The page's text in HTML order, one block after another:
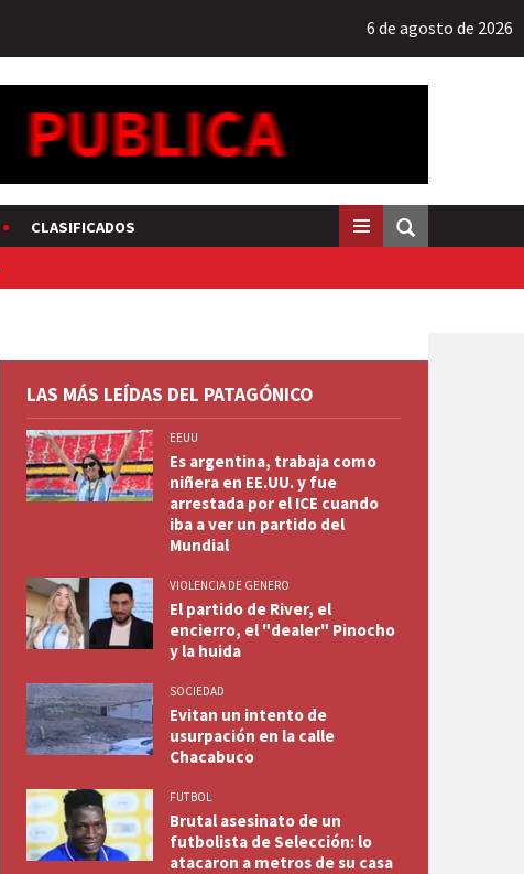
6 de agosto de 2026
CLASIFICADOS
LAS MÁS LEÍDAS DEL PATAGÓNICO
EEUU
Es argentina, trabaja como
niñera en EE.UU. y fue
arrestada por el ICE cuando
iba a ver un partido del
Mundial
VIOLENCIA DE GENERO
El partido de River, el
encierro, el "dealer" Pinocho
y la huida
SOCIEDAD
Evitan un intento de
usurpación en la calle
Chacabuco
FUTBOL
Brutal asesinato de un
futbolista de Selección: lo
atacaron a metros de su casa